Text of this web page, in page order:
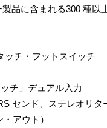
品に含まれる300 種以
ッチ・フットスイッチ
チ」デュアル入力
センド、ステレオリタ
アウト）